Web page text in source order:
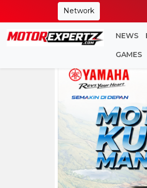
Network
NEWS
GAMES